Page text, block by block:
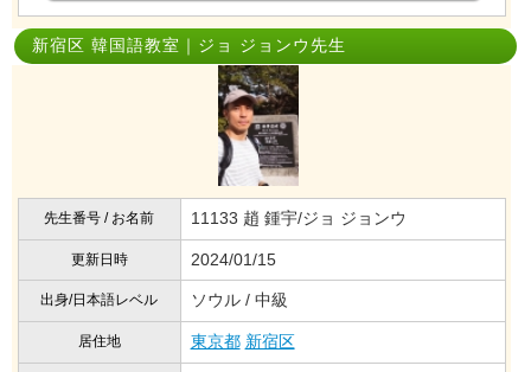
新宿区 韓国語教室｜ジョ ジョンウ先生
先生番号 / お名前 11133 趙 鍾宇/ジョ ジョンウ
更新日時 2024/01/15
出身/日本語レベル ソウル / 中級
居住地 東京都 新宿区